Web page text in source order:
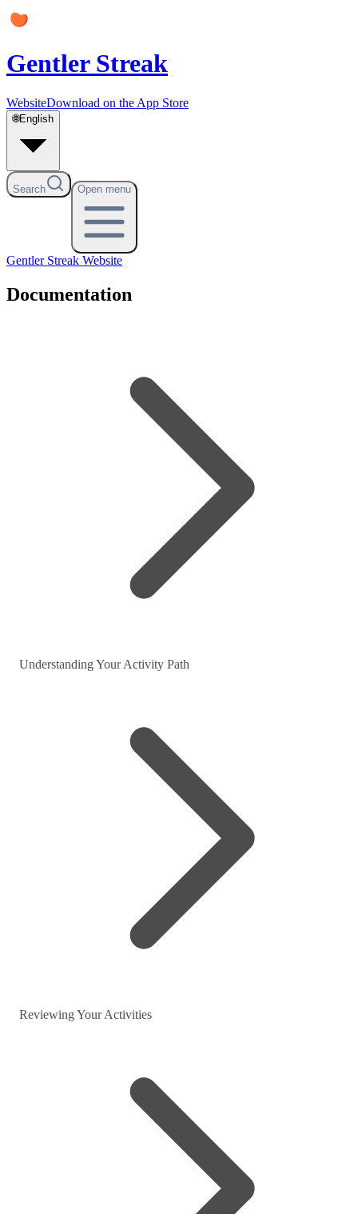
Gentler Streak
WebsiteDownload on the App Store
🌐English
Search Open menu
Gentler Streak Website
Documentation
Understanding Your Activity Path
Reviewing Your Activities